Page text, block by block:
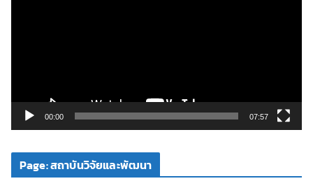
ดี
โ
00:00 07:57
Page: สถาบันวิจัยและพัฒนา